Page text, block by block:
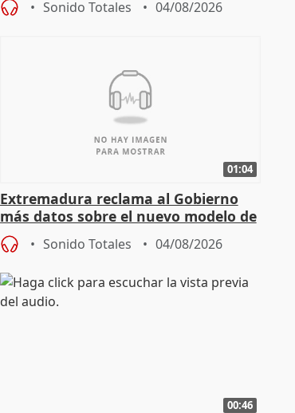
Sonido Totales 04/08/2026
01:04
Extremadura reclama al Gobierno
más datos sobre el nuevo modelo de
financiación
Sonido Totales 04/08/2026
00:46